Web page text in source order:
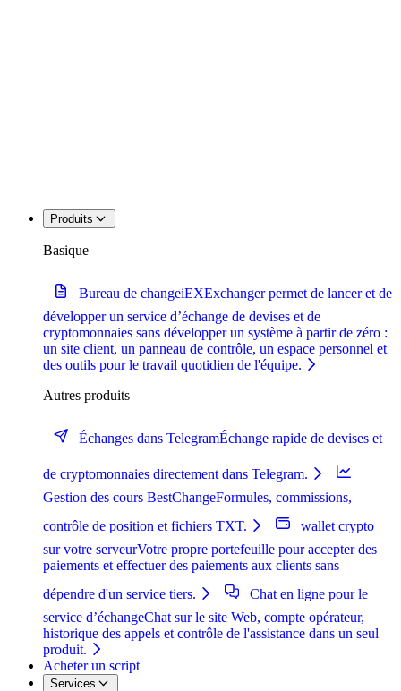
Produits
Basique
Bureau de changeiEXExchanger permet de lancer et de
développer un service d’échange de devises et de
cryptomonnaies sans développer un système à partir de zéro :
un site client, un panneau de contrôle, un espace personnel et
des outils pour le travail quotidien de l'équipe.
Autres produits
Échanges dans TelegramÉchange rapide de devises et
de cryptomonnaies directement dans Telegram.
Gestion des cours BestChangeFormules, commissions,
contrôle de position et fichiers TXT.
wallet crypto
sur votre serveurVotre propre portefeuille pour accepter des
paiements et effectuer des paiements aux clients sans
dépendre d'un service tiers.
Chat en ligne pour le
service d’échangeChat sur le site Web, compte opérateur,
historique des appels et contrôle de l'assistance dans un seul
produit.
Acheter un script
Services